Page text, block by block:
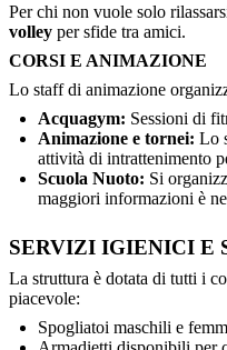
Per chi non vuole solo
volley per sfide tra amici.
CORSI E ANIMAZIONE
Lo staff di animazione
Acquagym: Sessioni di
Animazione e tornei: Lo
attività di intrattenimento
Scuola Nuoto: Si
maggiori informazioni è
SERVIZI IGIENICI E
La struttura è dotata di tutti i
piacevole:
Spogliatoi maschili e